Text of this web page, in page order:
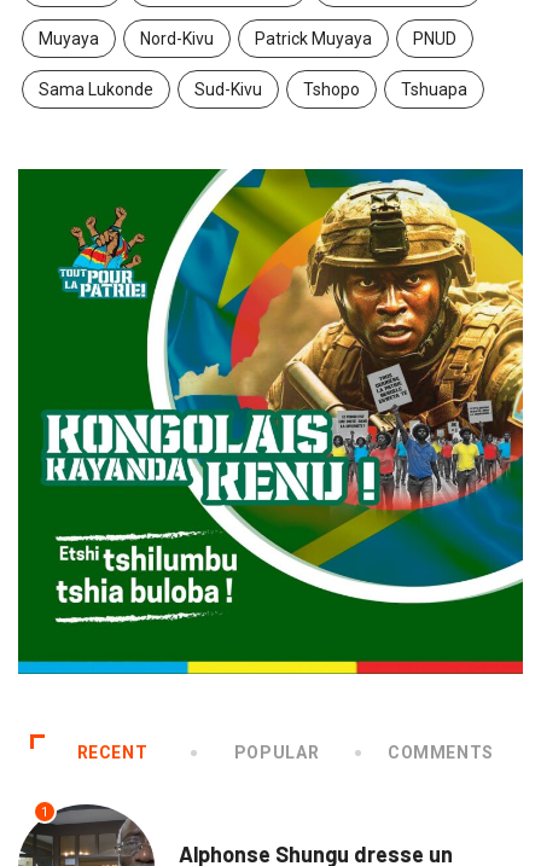
Muyaya Nord-Kivu Patrick Muyaya PNUD
Sama Lukonde Sud-Kivu Tshopo Tshuapa
RECENT POPULAR COMMENTS
1
Alphonse Shungu dresse un